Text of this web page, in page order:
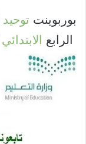
بوربوينت توحيد
الرابع الابتدائي